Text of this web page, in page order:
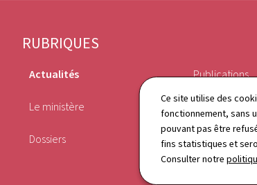
Ce site utilise des
fonctionnement, sans
pouvant pas être
fins statistiques et
Consulter notre
Pied
de
RUBRIQUES
Actualités
Le ministère
Dossiers
Publications
Annuaire